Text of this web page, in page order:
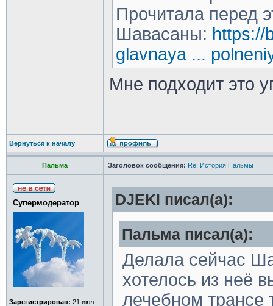
Прочитала перед
Шавасаны: https://
glavnaya ...
Мне подходит это
Вернуться к началу
Пальма Заголовок сообщения: Re: История Пальмы
Супермодератор
Зарегистрирован: 21 июл
DJEKI писал(а):
Пальма писал(а):
Делала сейчас
хотелось из неё
лечебном трансе